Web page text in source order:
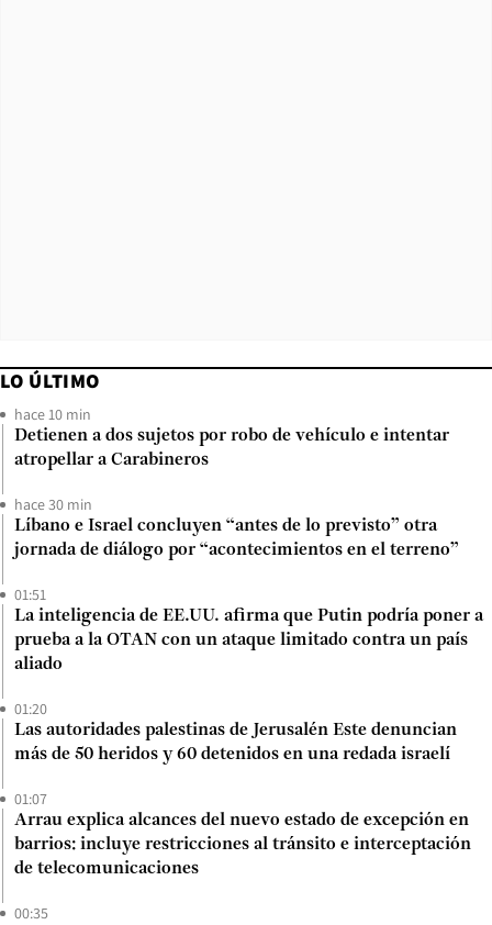
LO ÚLTIMO
hace 10 min
Detienen a dos sujetos por robo de vehículo e intentar
atropellar a Carabineros
hace 30 min
Líbano e Israel concluyen “antes de lo previsto” otra
jornada de diálogo por “acontecimientos en el terreno”
01:51
La inteligencia de EE.UU. afirma que Putin podría poner a
prueba a la OTAN con un ataque limitado contra un país
aliado
01:20
Las autoridades palestinas de Jerusalén Este denuncian
más de 50 heridos y 60 detenidos en una redada israelí
01:07
Arrau explica alcances del nuevo estado de excepción en
barrios: incluye restricciones al tránsito e interceptación
de telecomunicaciones
00:35